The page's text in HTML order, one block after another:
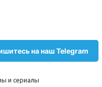
на наш Telegram
и сериалы